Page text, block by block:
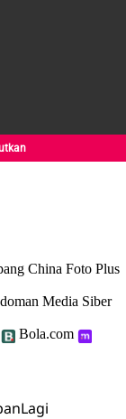
China Foto Plus
Media Siber
Bola.com